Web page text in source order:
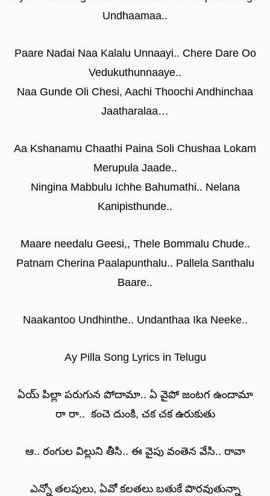
Undhaamaa..
Paare Nadai Naa Kalalu Unnaayi.. Chere Dare Oo
Vedukuthunnaaye..
Naa Gunde Oli Chesi, Aachi Thoochi Andhinchaa
Jaatharalaa…
Aa Kshanamu Chaathi Paina Soli Chushaa Lokam
Merupula Jaade..
Ningina Mabbulu Ichhe Bahumathi.. Nelana
Kanipisthunde..
Maare needalu Geesi,, Thele Bommalu Chude..
Patnam Cherina Paalapunthalu.. Pallela Santhalu
Baare..
Naakantoo Undhinthe.. Undanthaa Ika Neeke..
Ay Pilla Song Lyrics in Telugu
ఏయ్ పిల్లా పరుగున పోదామా.. ఏ వైపో జంటగ ఉందామా
రా రా.. కంచె దుంకి, చక చక ఉరుకుతు
ఆ.. రంగుల విల్లుని తీసి.. ఈ వైపు వంతెన వేసి.. రావా
ఎన్నో తలపులు, ఏవో కలతలు బతుకే పొరవుతున్నా